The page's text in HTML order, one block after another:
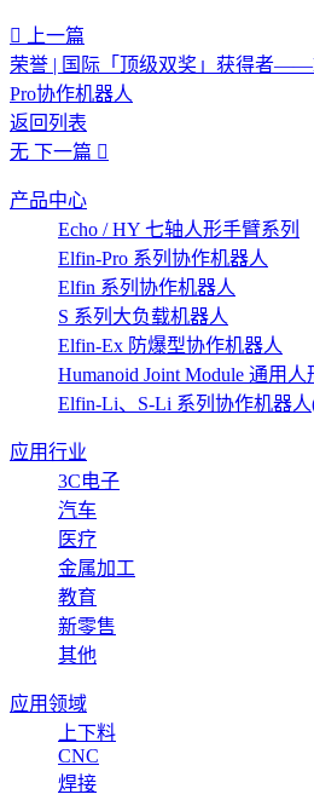
上一篇
荣誉 | 国际「顶级双奖」获得者
Pro协作机器人
返回列表
无 下一篇
产品中心
Echo / HY 七轴人形手臂系列
Elfin-Pro 系列协作机器人
Elfin 系列协作机器人
S 系列大负载机器人
Elfin-Ex 防爆型协作机器人
Humanoid Joint Module 通用人
Elfin-Li、S-Li 系列协作机器
应用行业
3C电子
汽车
医疗
金属加工
教育
新零售
其他
应用领域
上下料
CNC
焊接